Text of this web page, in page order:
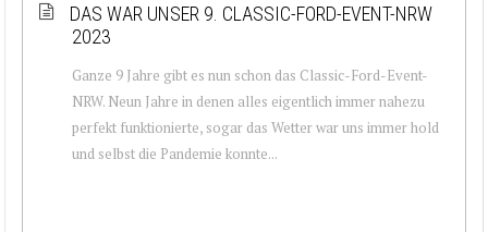
DAS WAR UNSER 9. CLASSIC-FORD-EVENT-NRW
2023
Ganze 9 Jahre gibt es nun schon das Classic-Ford-Event-
NRW. Neun Jahre in denen alles eigentlich immer nahezu
perfekt funktionierte, sogar das Wetter war uns immer hold
und selbst die Pandemie konnte...